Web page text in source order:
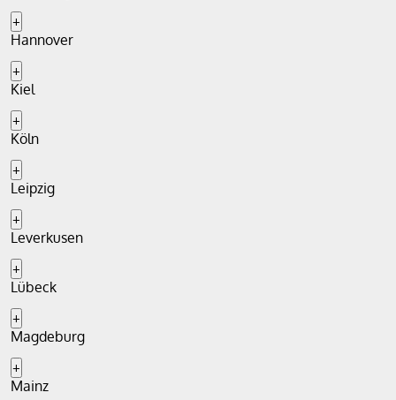
+
Hannover
+
Kiel
+
Köln
+
Leipzig
+
Leverkusen
+
Lübeck
+
Magdeburg
+
Mainz